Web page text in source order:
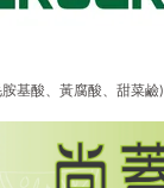
胺基酸、黃腐酸、甜菜鹼)